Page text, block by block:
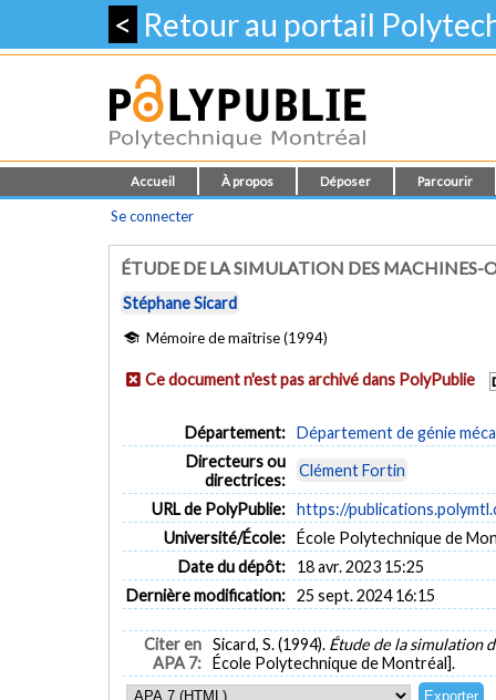
< Retour au portail
Accueil À propos Déposer Parcourir
Se connecter
ÉTUDE DE LA SIMULATION DES
Stéphane Sicard
Mémoire de maîtrise (1994)
Ce document n'est pas archivé dans PolyPublie
Département: Département de génie
Directeurs ou
directrices:
Clément Fortin
URL de PolyPublie: https://
Université/École: École Polytechnique de
Date du dépôt:
18 avr. 2023 15:25
Dernière modification: 25 sept. 2024 16:15
Citer en
APA 7:
Sicard, S. (1994). Étude de la simulation
École Polytechnique de Montréal].